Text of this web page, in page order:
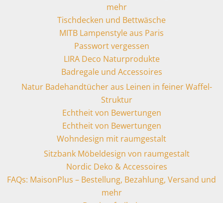
mehr
Tischdecken und Bettwäsche
MITB Lampenstyle aus Paris
Passwort vergessen
LIRA Deco Naturprodukte
Badregale und Accessoires
Natur Badehandtücher aus Leinen in feiner Waffel-
Struktur
Echtheit von Bewertungen
Echtheit von Bewertungen
Wohndesign mit raumgestalt
Sitzbank Möbeldesign von raumgestalt
Nordic Deko & Accessoires
FAQs: MaisonPlus – Bestellung, Bezahlung, Versand und
mehr